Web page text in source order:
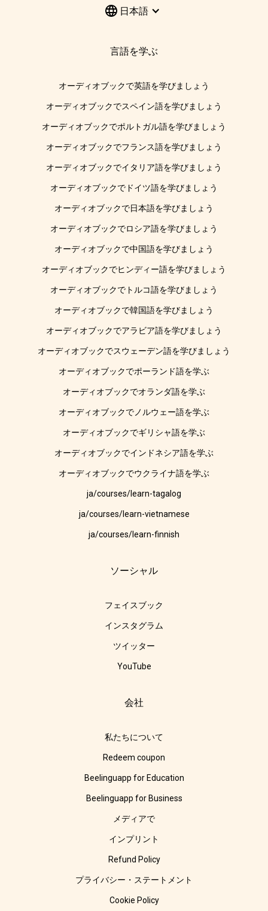
日本語
言語を学ぶ
オーディオブックで英語を学びましょう
オーディオブックでスペイン語を学びましょう
オーディオブックでポルトガル語を学びましょう
オーディオブックでフランス語を学びましょう
オーディオブックでイタリア語を学びましょう
オーディオブックでドイツ語を学びましょう
オーディオブックで日本語を学びましょう
オーディオブックでロシア語を学びましょう
オーディオブックで中国語を学びましょう
オーディオブックでヒンディー語を学びましょう
オーディオブックでトルコ語を学びましょう
オーディオブックで韓国語を学びましょう
オーディオブックでアラビア語を学びましょう
オーディオブックでスウェーデン語を学びましょう
オーディオブックでポーランド語を学ぶ
オーディオブックでオランダ語を学ぶ
オーディオブックでノルウェー語を学ぶ
オーディオブックでギリシャ語を学ぶ
オーディオブックでインドネシア語を学ぶ
オーディオブックでウクライナ語を学ぶ
ja/courses/learn-tagalog
ja/courses/learn-vietnamese
ja/courses/learn-finnish
ソーシャル
フェイスブック
インスタグラム
ツイッター
YouTube
会社
私たちについて
Redeem coupon
Beelinguapp for Education
Beelinguapp for Business
メディアで
インプリント
Refund Policy
プライバシー・ステートメント
Cookie Policy